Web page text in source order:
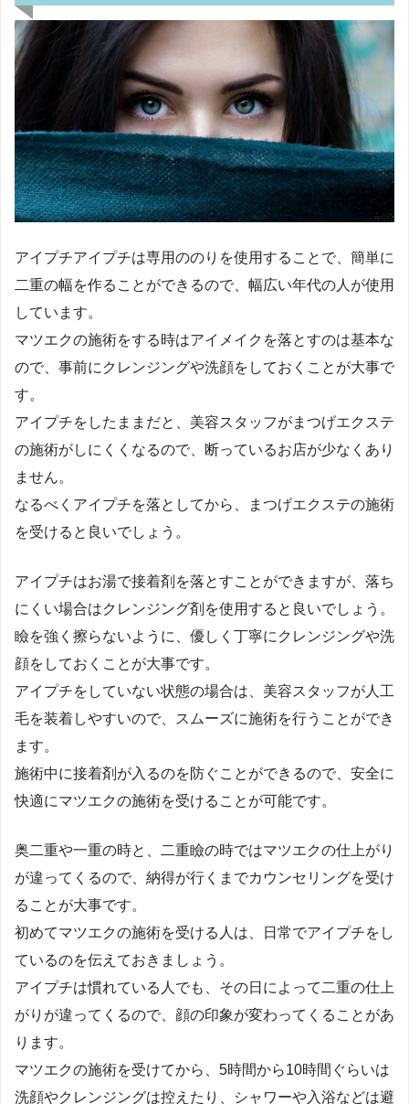
アイプチアイプチは専用ののりを使用することで、簡単に
二重の幅を作ることができるので、幅広い年代の人が使用
しています。
マツエクの施術をする時はアイメイクを落とすのは基本な
ので、事前にクレンジングや洗顔をしておくことが大事で
す。
アイプチをしたままだと、美容スタッフがまつげエクステ
の施術がしにくくなるので、断っているお店が少なくあり
ません。
なるべくアイプチを落としてから、まつげエクステの施術
を受けると良いでしょう。
アイプチはお湯で接着剤を落とすことができますが、落ち
にくい場合はクレンジング剤を使用すると良いでしょう。
瞼を強く擦らないように、優しく丁寧にクレンジングや洗
顔をしておくことが大事です。
アイプチをしていない状態の場合は、美容スタッフが人工
毛を装着しやすいので、スムーズに施術を行うことができ
ます。
施術中に接着剤が入るのを防ぐことができるので、安全に
快適にマツエクの施術を受けることが可能です。
奥二重や一重の時と、二重瞼の時ではマツエクの仕上がり
が違ってくるので、納得が行くまでカウンセリングを受け
ることが大事です。
初めてマツエクの施術を受ける人は、日常でアイプチをし
ているのを伝えておきましょう。
アイプチは慣れている人でも、その日によって二重の仕上
がりが違ってくるので、顔の印象が変わってくることがあ
ります。
マツエクの施術を受けてから、5時間から10時間ぐらいは
洗顔やクレンジングは控えたり、シャワーや入浴などは避